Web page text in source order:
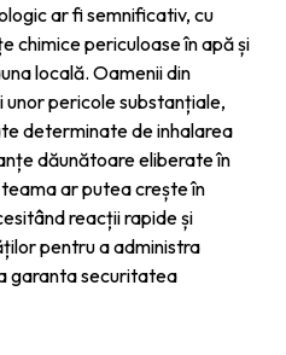
ar fi semnificativ, cu
chimice periculoase în apă și
locală. Oamenii din
pericole substanțiale,
determinate de inhalarea
dăunătoare eliberate în
ar putea crește în
reacții rapide și
pentru a administra
garanta securitatea